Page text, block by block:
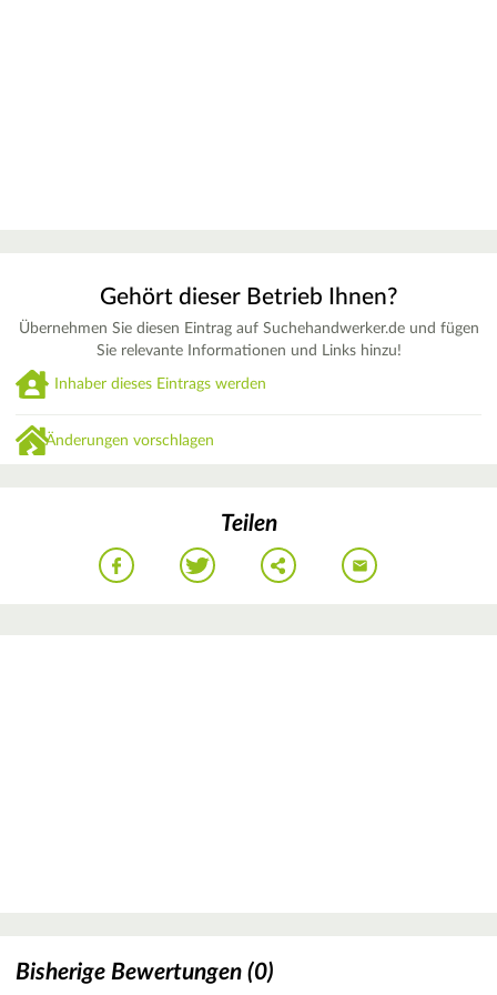
Gehört dieser Betrieb Ihnen?
Übernehmen Sie diesen Eintrag auf Suchehandwerker.de und fügen
Sie relevante Informationen und Links hinzu!
Inhaber dieses Eintrags werden
Änderungen vorschlagen
Teilen
Bisherige Bewertungen (0)